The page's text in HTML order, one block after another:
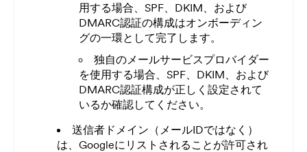
用する場合、SPF、DKIM、および
DMARC認証の構成はオンボーディン
グの一環として完了します。
独自のメールサービスプロバイダー
を使用する場合、SPF、DKIM、および
DMARC認証構成が正しく設定されて
いるか確認してください。
送信者ドメイン（メールIDではなく）
は、Googleにリストされることが許可され